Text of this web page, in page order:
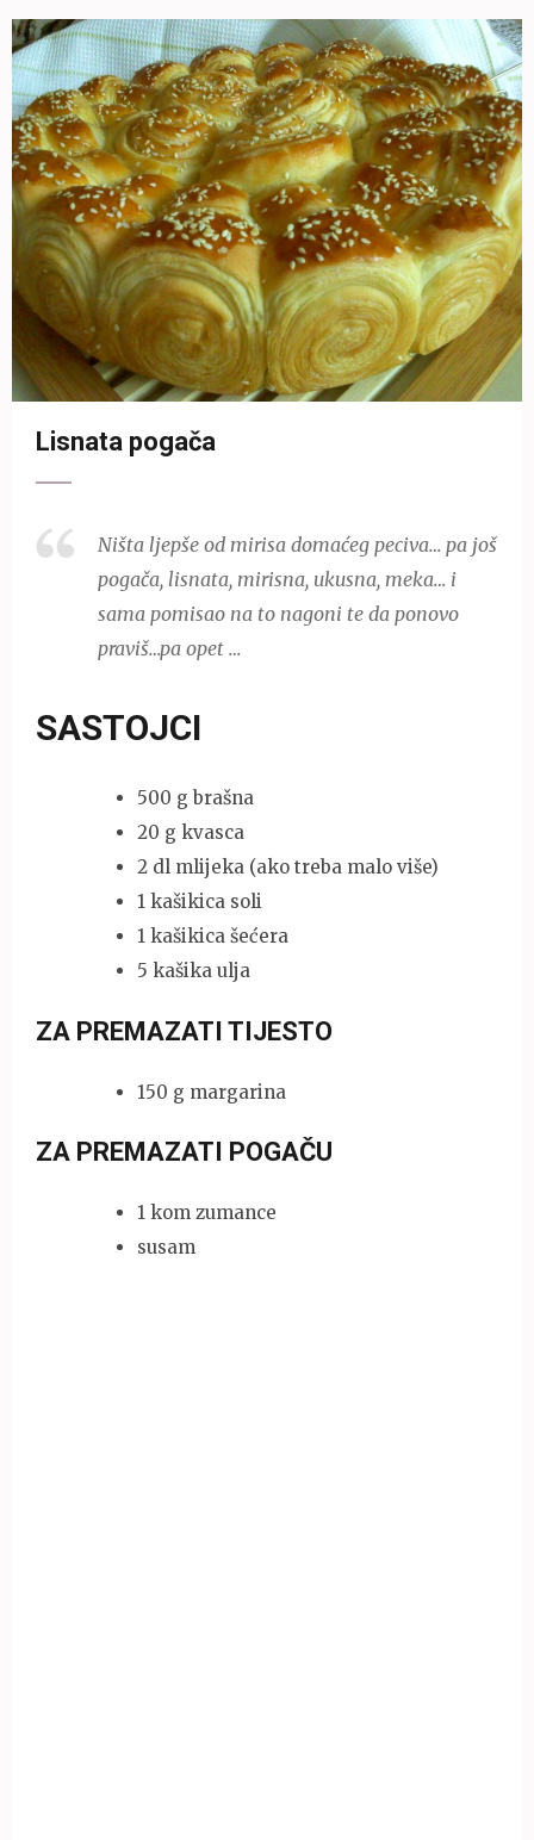
Lisnata pogača
Ništa ljepše od mirisa domaćeg peciva… pa još
pogača, lisnata, mirisna, ukusna, meka… i
sama pomisao na to nagoni te da ponovo
praviš…pa opet …
SASTOJCI
500 g brašna
20 g kvasca
2 dl mlijeka (ako treba malo više)
1 kašikica soli
1 kašikica šećera
5 kašika ulja
ZA PREMAZATI TIJESTO
150 g margarina
ZA PREMAZATI POGAČU
1 kom zumance
susam